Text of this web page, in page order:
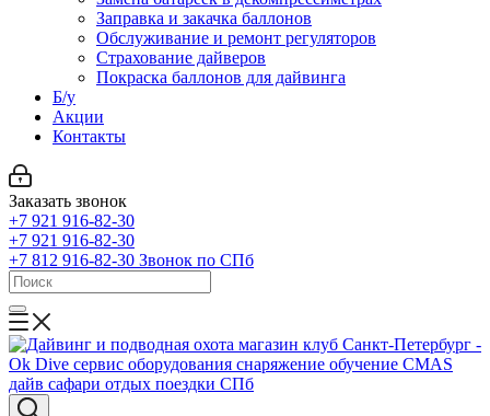
Заправка и закачка баллонов
Обслуживание и ремонт регуляторов
Страхование дайверов
Покраска баллонов для дайвинга
Б/у
Акции
Контакты
Заказать звонок
+7 921 916-82-30
+7 921 916-82-30
+7 812 916-82-30 Звонок по СПб